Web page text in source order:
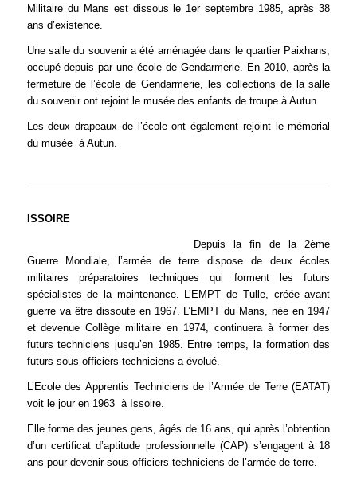
Militaire du Mans est dissous le 1er septembre 1985, après 38
ans d’existence.
Une salle du souvenir a été aménagée dans le quartier Paixhans,
occupé depuis par une école de Gendarmerie. En 2010, après la
fermeture de l’école de Gendarmerie, les collections de la salle
du souvenir ont rejoint le musée des enfants de troupe à Autun.
Les deux drapeaux de l’école ont également rejoint le mémorial
du musée à Autun.
ISSOIRE
Depuis la fin de la 2ème
Guerre Mondiale, l’armée de terre dispose de deux écoles
militaires préparatoires techniques qui forment les futurs
spécialistes de la maintenance. L’EMPT de Tulle, créée avant
guerre va être dissoute en 1967. L’EMPT du Mans, née en 1947
et devenue Collège militaire en 1974, continuera à former des
futurs techniciens jusqu’en 1985. Entre temps, la formation des
futurs sous-officiers techniciens a évolué.
L’Ecole des Apprentis Techniciens de l’Armée de Terre (EATAT)
voit le jour en 1963 à Issoire.
Elle forme des jeunes gens, âgés de 16 ans, qui après l’obtention
d’un certificat d’aptitude professionnelle (CAP) s’engagent à 18
ans pour devenir sous-officiers techniciens de l’armée de terre.